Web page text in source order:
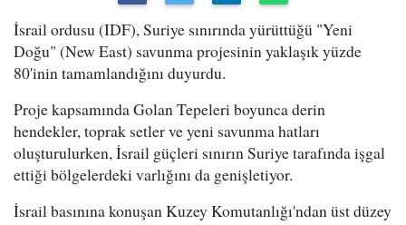
İsrail ordusu (IDF), Suriye sınırında yürüttüğü "Yeni
Doğu" (New East) savunma projesinin yaklaşık yüzde
80'inin tamamlandığını duyurdu.
Proje kapsamında Golan Tepeleri boyunca derin
hendekler, toprak setler ve yeni savunma hatları
oluşturulurken, İsrail güçleri sınırın Suriye tarafında işgal
ettiği bölgelerdeki varlığını da genişletiyor.
İsrail basınına konuşan Kuzey Komutanlığı'ndan üst düzey